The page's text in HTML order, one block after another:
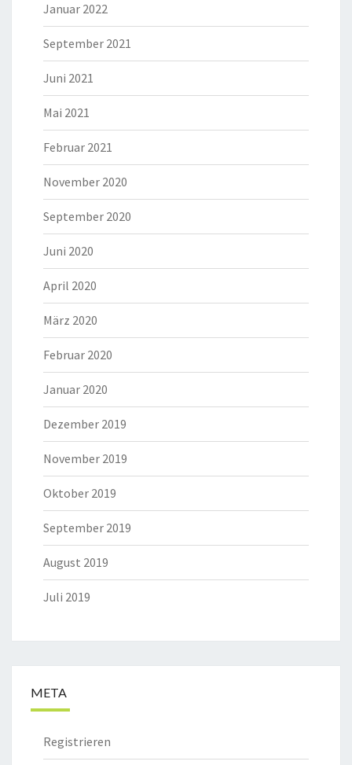
Januar 2022
September 2021
Juni 2021
Mai 2021
Februar 2021
November 2020
September 2020
Juni 2020
April 2020
März 2020
Februar 2020
Januar 2020
Dezember 2019
November 2019
Oktober 2019
September 2019
August 2019
Juli 2019
META
Registrieren